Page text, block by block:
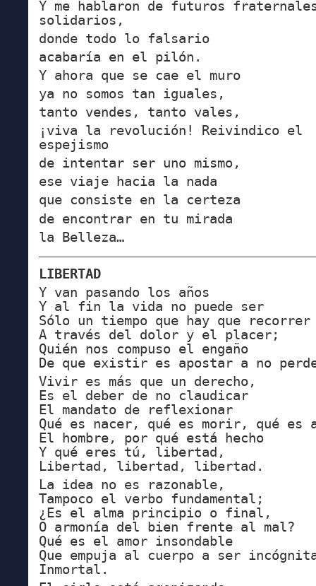
Y me hablaron de futuros
solidarios,
donde todo lo falsario
acabaría en el pilón.
Y ahora que se cae el muro
ya no somos tan iguales,
tanto vendes, tanto vales,
¡viva la revolución! Reivindico el
espejismo
de intentar ser uno mismo,
ese viaje hacia la nada
que consiste en la certeza
de encontrar en tu mirada
la Belleza…
LIBERTAD
Y van pasando los años
Y al fin la vida no puede ser
Sólo un tiempo que hay que recorrer
A través del dolor y el placer;
Quién nos compuso el engaño
De que existir es apostar a no
Vivir es más que un derecho,
Es el deber de no claudicar
El mandato de reflexionar
Qué es nacer, qué es morir, qué es
El hombre, por qué está hecho
Y qué eres tú, libertad,
Libertad, libertad, libertad.
La idea no es razonable,
Tampoco el verbo fundamental;
¿Es el alma principio o final,
O armonía del bien frente al mal?
Qué es el amor insondable
Que empuja al cuerpo a ser
Inmortal.